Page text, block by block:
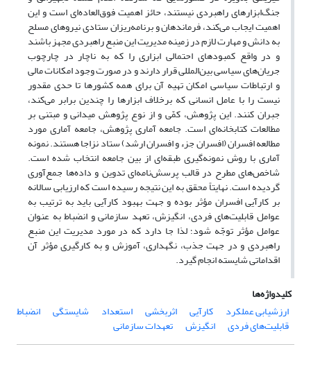
جنگ‌ابزارهای راهبردی نیستند، حائز اهمیت فوق‌العاده‌ای است و این
اهمیت ایجاب می‌کند، فرماندهان و برنامه‌ریزان ستادی نیروهای مسلح
به دانش و مهارت لازم در زمینه مدیریت این منبع راهبردی مجهز باشند
و در واقع کمبودهای احتمالی ابزاری را که به ناچار در چارچوب
جریان‌های سیاسی بین‌المللی قرار دارند و در صورت وجود امکانات مالی
و ارتباطات سیاسی امکان تهیه آن برای همه کشورها تا حدی مقدور
نیست را با عامل انسانی که برخلاف ابزارها را چندین برابر می‌کند،
جبران کنند. این پژوهش، کمّی و از نوع پژوهش میدانی و مبتنی بر
مطالعات کتابخانه‌ای است. جامعه آماری پژوهش، جامعه آماری مورد
مطالعه افسران (افسران جزء و افسران ارشد) ستاد نزاجا هستند. نمونه
آماری با روش نمونه‌گیری طبقه‌ای از بین جامعه انتخاب شده است.
شاخص‌های مطرح در قالب پرسش‌نامه‌ای تدوین و داده‌ها جمع‌آوری
گردیده است. نهایتاً محقق به این نتیجه رسیده است که ارزیابی سالانه
بر کارآیی افسران مؤثر بوده و جهت بهبود کارآیی باید به ترتیب به
عوامل قابلیت‌های فردی، انگیزش، تعهد سازمانی و انضباط به عنوان
عوامل مؤثر توجّه شود؛ لذا جا دارد که در مورد مدیریت این منبع
راهبردی و در جهت جذب، نگهداری، آموزش و به کارگیری مؤثر آن
اقداماتی شایسته انجام گیرد.
کلیدواژه‌ها
ارزشیابی عملکرد
کارآیی اثربخشی استعداد شایستگی انضباط
قابلیت‌های فردی انگیزش تعهدات سازمانی